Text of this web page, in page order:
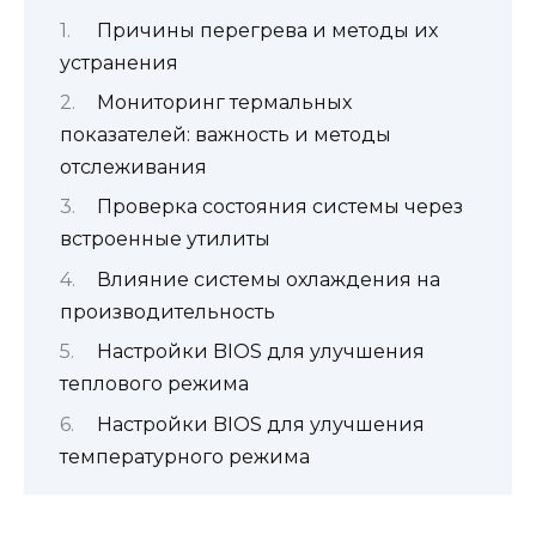
Причины перегрева и методы их
устранения
Мониторинг термальных
показателей: важность и методы
отслеживания
Проверка состояния системы через
встроенные утилиты
Влияние системы охлаждения на
производительность
Настройки BIOS для улучшения
теплового режима
Настройки BIOS для улучшения
температурного режима